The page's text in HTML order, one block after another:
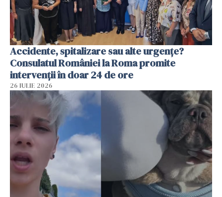
Accidente, spitalizare sau alte urgențe?
Consulatul României la Roma promite
intervenții în doar 24 de ore
26 IULIE 2026